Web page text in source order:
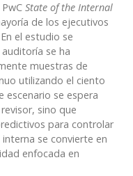
State of the Internal
de los ejecutivos
el estudio se
se ha
muestras de
utilizando el ciento
se espera
sino que
para controlar
se convierte en
enfocada en